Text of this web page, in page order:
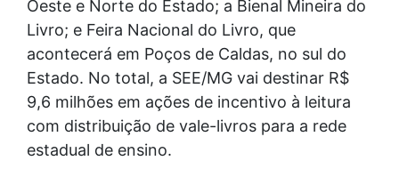
Oeste e Norte do Estado; a Bienal Mineira do
Livro; e Feira Nacional do Livro, que
acontecerá em Poços de Caldas, no sul do
Estado. No total, a SEE/MG vai destinar R$
9,6 milhões em ações de incentivo à leitura
com distribuição de vale-livros para a rede
estadual de ensino.